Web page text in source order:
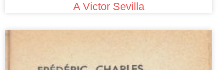
A Victor Sevilla